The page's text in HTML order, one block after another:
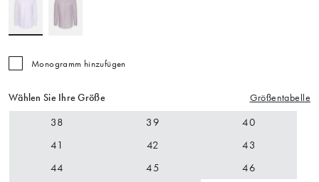
Monogramm hinzufügen
Wählen Sie Ihre Größe Größentabelle
38 39
40
41
42
43
44
45
46